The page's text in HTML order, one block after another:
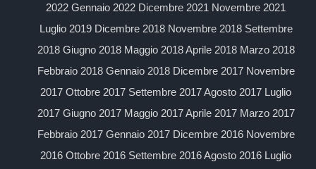
2022 Gennaio 2022 Dicembre 2021 Novembre 2021
Luglio 2019 Dicembre 2018 Novembre 2018 Settembre
2018 Giugno 2018 Maggio 2018 Aprile 2018 Marzo 2018
Febbraio 2018 Gennaio 2018 Dicembre 2017 Novembre
2017 Ottobre 2017 Settembre 2017 Agosto 2017 Luglio
2017 Giugno 2017 Maggio 2017 Aprile 2017 Marzo 2017
Febbraio 2017 Gennaio 2017 Dicembre 2016 Novembre
2016 Ottobre 2016 Settembre 2016 Agosto 2016 Luglio